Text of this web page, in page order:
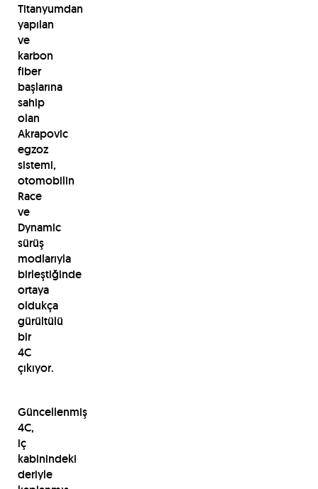
Titanyumdan
yapılan
ve
karbon
fiber
başlarına
sahip
olan
Akrapovic
egzoz
sistemi,
otomobilin
Race
ve
Dynamic
sürüş
modlarıyla
birleştiğinde
ortaya
oldukça
gürültülü
bir
4C
çıkıyor.
Güncellenmiş
4C,
iç
kabinindeki
deriyle